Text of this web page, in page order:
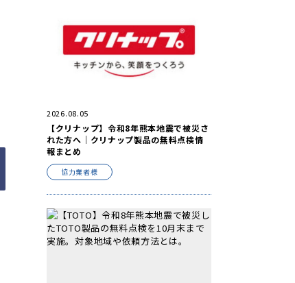
2026.08.05
【クリナップ】令和8年熊本地震で被災さ
れた方へ｜クリナップ製品の無料点検情
報まとめ
協力業者様